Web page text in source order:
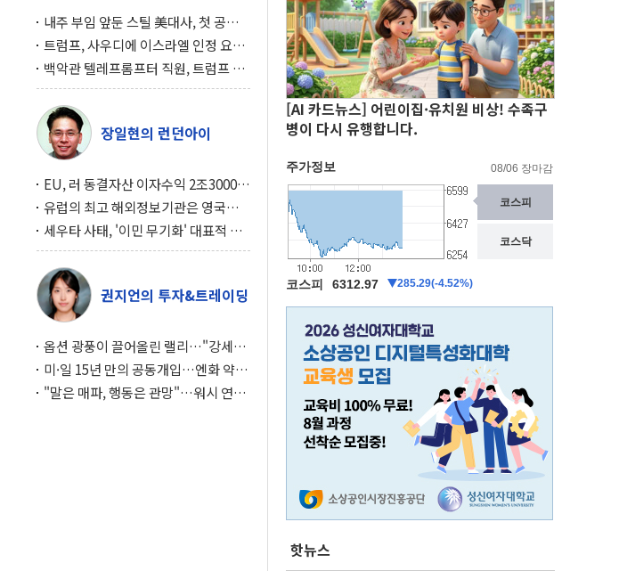
내주 부임 앞둔 스틸 美대사, 첫 공개
행사서 "한미동맹 강화 최우선 과제"
트럼프, 사우디에 이스라엘 인정 요
구…원자력 협정 서명 하루 만에 좌초
위기
백악관 텔레프롬프터 직원, 트럼프 연
설 미리 보고 베팅 시장서 10만달러 챙
겨
장일현의 런던아이
EU, 러 동결자산 이자수익 2조3000억
우크라 지원… 지금까지 5차례 13조
달해
유럽의 최고 해외정보기관은 영국의
MI6… 2위는 프랑스의 대외안보총국
세우타 사태, '이민 무기화' 대표적 사
례… 경제 규모 10분의 1 모로코의 스
페인 압박 수단
권지언의 투자&트레이딩
옵션 광풍이 끌어올린 랠리…"강세장
이면에 과열 경고등"
미·일 15년 만의 공동개입…엔화 약세
와의 싸움은 끝나지 않았다
"말은 매파, 행동은 관망"…워시 연준,
[AI 카드뉴스] 어린이집·유치원 비상! 수족구
병이 다시 유행합니다.
핫뉴스